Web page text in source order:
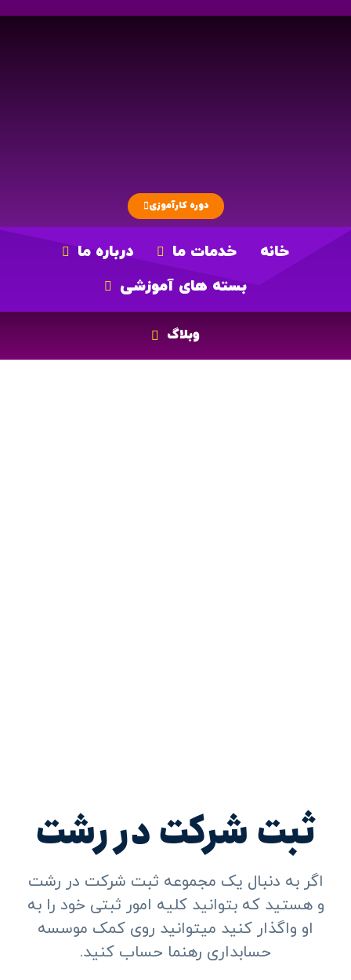
دوره کارآموزی
خانه خدمات ما
درباره ما
بسته های آموزشی
وبلاگ
ثبت شرکت در رشت
اگر به دنبال یک مجموعه ثبت شرکت در رشت
و هستید که بتوانید کلیه امور ثبتی خود را به
او واگذار کنید میتوانید روی کمک موسسه
حسابداری رهنما حساب کنید.